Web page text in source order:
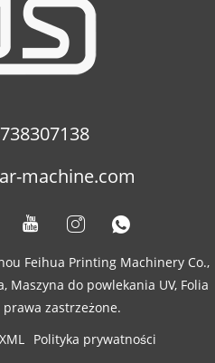
machine.com
Feihua Printing Machinery Co.,
Maszyna do powlekania UV, Folia
zastrzeżone.
XML Polityka prywatności